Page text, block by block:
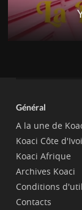
Général
A la une de
Koaci Côte
Koaci Afrique
Archives Koaci
Conditions
Contacts